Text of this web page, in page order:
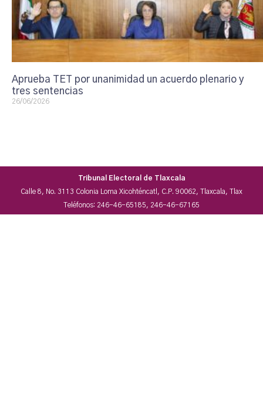
Aprueba TET por unanimidad un acuerdo plenario y
tres sentencias
26/06/2026
Tribunal Electoral de Tlaxcala
Calle 8, No. 3113 Colonia Loma Xicohténcatl, C.P. 90062, Tlaxcala, Tlax
Teléfonos: 246-46-65185, 246-46-67165